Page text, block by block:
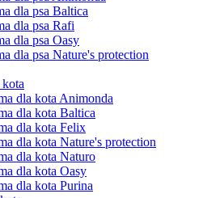
dla psa Baltica
dla psa Rafi
dla psa Oasy
dla psa Nature's protection
dla kota Animonda
dla kota Baltica
dla kota Felix
dla kota Nature's protection
dla kota Naturo
dla kota Oasy
dla kota Purina